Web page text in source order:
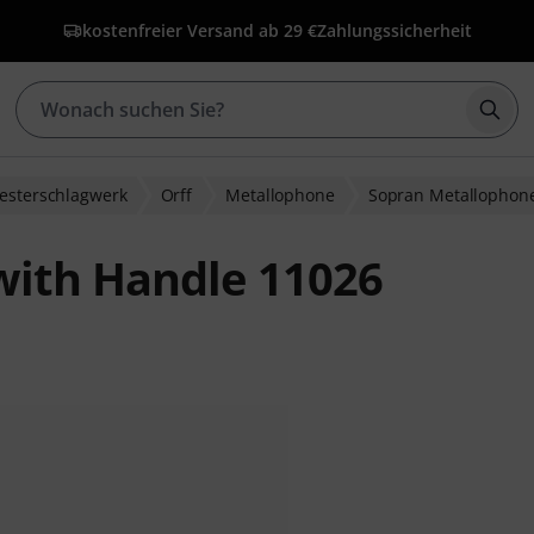
kostenfreier Versand ab 29 €Zahlungssicherheit
Orff Metallophone Sopran
Handle 11026